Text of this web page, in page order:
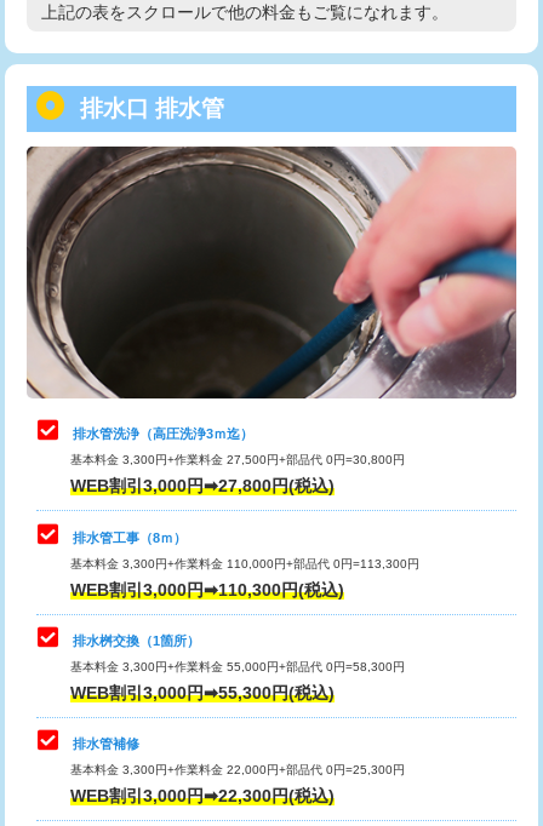
用/3ｍまで)
用（追加）/3ｍ超え)
給水管工事※（ライニング鋼管・銅
管・ポリ管・HT管使用/3ｍまで)
44,000円
給水管工事※（ライニング鋼管・銅
管・ポリ管・HT管使用/3ｍ超え)
+8,800円
排水管工事（土の掘削・埋め戻し作
業）
11,000円~
排水管工事（排水管工事/3ｍまで） 55,000円
排水管工事（追加 排水管工事/3ｍ超
え）
マス交換（土の掘削・埋め戻し作業）
マス交換（深さ50㎝未満）
マス交換（深さ50㎝以上）
コンクリート斫り（厚さ10㎝まで）
コンクリート斫り（厚さ10㎝超え）
モルタル補修（厚さ10㎝まで）
モルタル補修（厚さ10㎝超え）
高度高圧洗浄換 現地調査
トーラー機使用/3mまで
追加トーラー機使用/3m超え +3,300円
カメラ調査 33,000円
桝清掃 8,800円
止水・漏水調査・防水処理・清掃・修
理・調整・分解・加工など（軽作業）
11,000円
止水・漏水調査・防水処理・清掃・修
理・調整・分解・加工など（中作業）
22,000円
止水・漏水調査・防水処理・清掃・修
理・調整・分解・加工など（重作業）
33,000円
その他部品の脱着
交換・取付（タンク）
交換・取付(単水栓（壁付・デッキ
式）)
交換・取付(混合水栓（壁付・デッキ
式・ワンホール）)
16,500円+材料費
交換・取付(排水栓・排水トラップ
上記の表をスクロールで他の料金もご覧になれます。
排水口 排水管
排水管洗浄（高圧洗浄3ｍ迄）
基本料金 3,300円+作業料金 27,500円+部品代 0円=30,800円
WEB割引3,000円➡27,800円(税込)
排水管工事（8ｍ）
基本料金 3,300円+作業料金 110,000円+部品代 0円=113,300円
WEB割引3,000円➡110,300円(税込)
排水桝交換（1箇所）
基本料金 3,300円+作業料金 55,000円+部品代 0円=58,300円
WEB割引3,000円➡55,300円(税込)
排水管補修
基本料金 3,300円+作業料金 22,000円+部品代 0円=25,300円
WEB割引3,000円➡22,300円(税込)